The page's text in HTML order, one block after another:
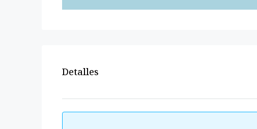
Detalles